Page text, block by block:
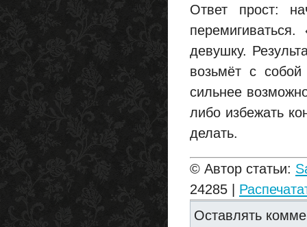
Ответ прост:
девушку.
возьмёт с
сильнее
либо избежать
делать.
© Автор статьи:
24285 |
Оставлять